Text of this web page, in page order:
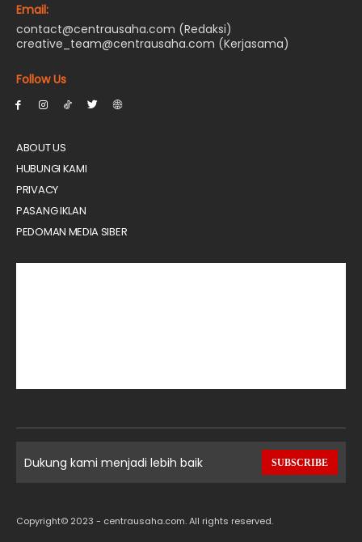
Email:
contact@centrausaha.com (Redaksi)
creative_team@centrausaha.com (Kerjasama)
Follow Us
ABOUT US
HUBUNGI KAMI
PRIVACY
PASANG IKLAN
PEDOMAN MEDIA SIBER
Dukung kami menjadi lebih baik SUBSCRIBE
Copyright© 2023 - centrausaha.com. All rights reserved.